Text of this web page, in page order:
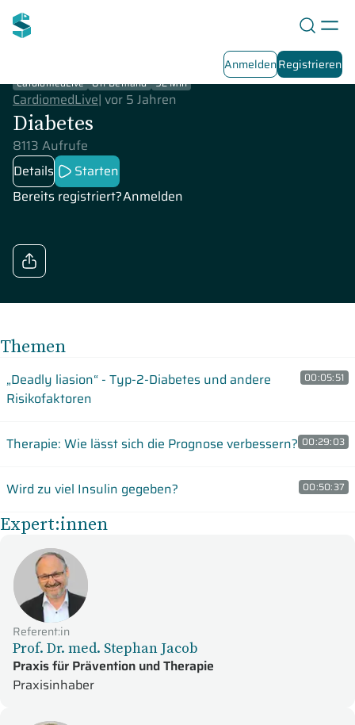
AnmeldenRegistrieren
CardiomedLive On-Demand 92 Min
CardiomedLive| vor 5 Jahren
Diabetes
8113 Aufrufe
Details
Starten
Bereits registriert?Anmelden
Themen
„Deadly liasion“ - Typ-2-Diabetes und andere
Risikofaktoren
00:05:51
Therapie: Wie lässt sich die Prognose verbessern? 00:29:03
Wird zu viel Insulin gegeben? 00:50:37
Expert:innen
Referent:in
Prof. Dr. med. Stephan Jacob
Praxis für Prävention und Therapie
Praxisinhaber